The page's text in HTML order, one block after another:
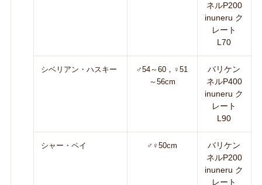
ネルP200
inuneru ク
レート
L70
シベリアン・ハスキー
♂54～60，♀51
～56cm
バリケン
ネルP400
inuneru ク
レート
L90
シャー・ペイ ♂♀50cm
バリケン
ネルP200
inuneru ク
レート